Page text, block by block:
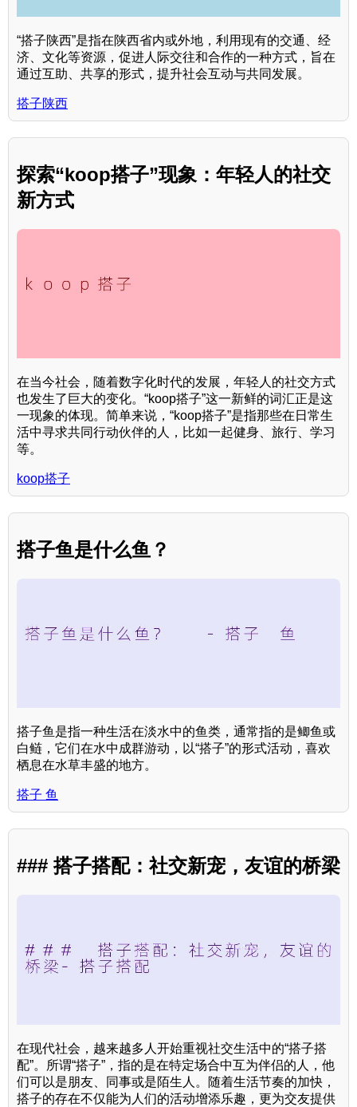
“搭子陕西”是指在陕西省内或外地，利用现有的交通、经
济、文化等资源，促进人际交往和合作的一种方式，旨在
通过互助、共享的形式，提升社会互动与共同发展。
搭子陕西
探索“koop搭子”现象：年轻人的社交
新方式
在当今社会，随着数字化时代的发展，年轻人的社交方式
也发生了巨大的变化。“koop搭子”这一新鲜的词汇正是这
一现象的体现。简单来说，“koop搭子”是指那些在日常生
活中寻求共同行动伙伴的人，比如一起健身、旅行、学习
等。
koop搭子
搭子鱼是什么鱼？
搭子鱼是指一种生活在淡水中的鱼类，通常指的是鲫鱼或
白鲢，它们在水中成群游动，以“搭子”的形式活动，喜欢
栖息在水草丰盛的地方。
搭子 鱼
### 搭子搭配：社交新宠，友谊的桥梁
在现代社会，越来越多人开始重视社交生活中的“搭子搭
配”。所谓“搭子”，指的是在特定场合中互为伴侣的人，他
们可以是朋友、同事或是陌生人。随着生活节奏的加快，
搭子的存在不仅能为人们的活动增添乐趣，更为交友提供